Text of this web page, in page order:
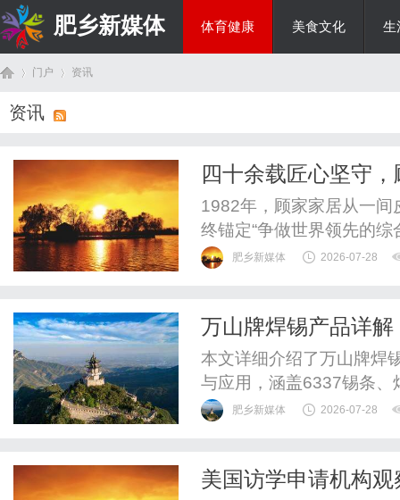
肥乡新媒体 体育健康 美食文化 生
门户 资讯
资讯
四十余载匠心坚守
往生活
1982年，顾家家居从一
终锚定“争做世界领先的
顾家”为核心品牌主张，
厅、餐厅、卧室、整家定
肥乡新媒体 2026-07-28
万山牌焊锡产品详
用指南
本文详细介绍了万山牌焊
与应用，涵盖6337锡条、
肥乡新媒体 2026-07-28
美国访学申请机构